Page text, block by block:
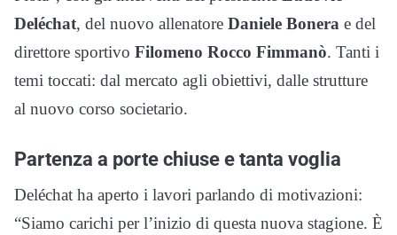
Deléchat, del nuovo allenatore Daniele Bonera e del
direttore sportivo Filomeno Rocco Fimmanò. Tanti i
temi toccati: dal mercato agli obiettivi, dalle strutture
al nuovo corso societario.
Partenza a porte chiuse e tanta voglia
Deléchat ha aperto i lavori parlando di motivazioni:
“Siamo carichi per l’inizio di questa nuova stagione. È